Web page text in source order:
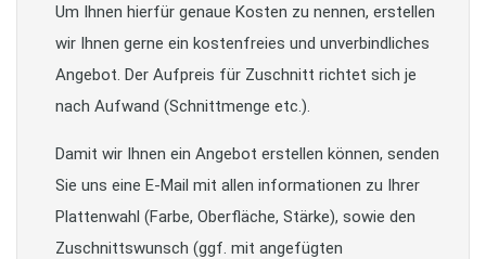
Um Ihnen hierfür genaue Kosten zu nennen, erstellen
wir Ihnen gerne ein kostenfreies und unverbindliches
Angebot. Der Aufpreis für Zuschnitt richtet sich je
nach Aufwand (Schnittmenge etc.).
Damit wir Ihnen ein Angebot erstellen können, senden
Sie uns eine E-Mail mit allen informationen zu Ihrer
Plattenwahl (Farbe, Oberfläche, Stärke), sowie den
Zuschnittswunsch (ggf. mit angefügten